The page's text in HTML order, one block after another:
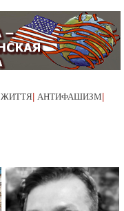
ЖИТТЯ АНТИФАШИЗМ